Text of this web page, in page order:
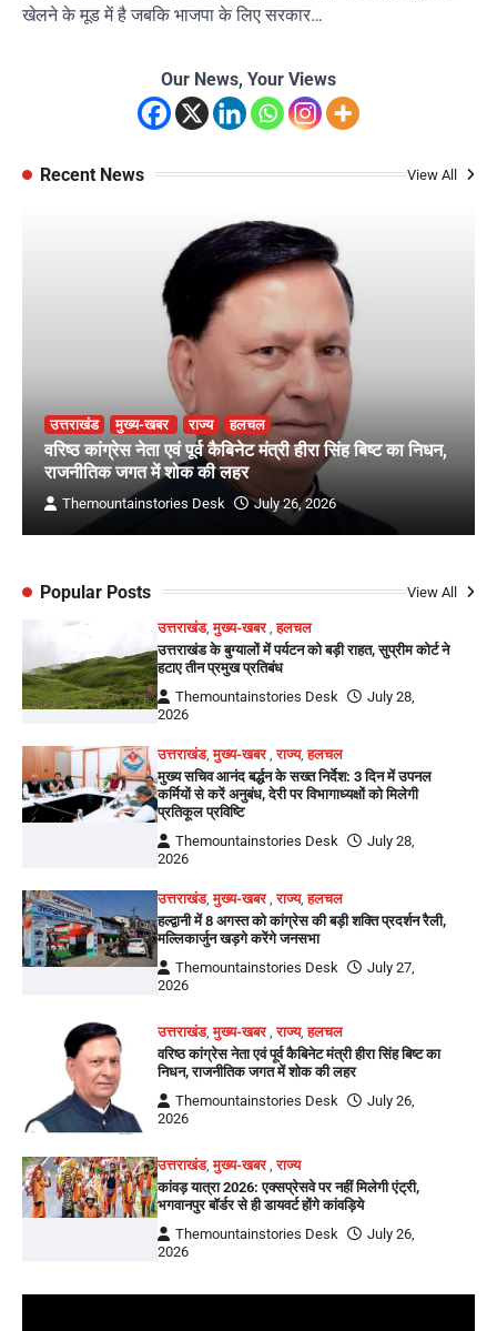
खेलने के मूड में है जबकि भाजपा के लिए सरकार…
Our News, Your Views
Recent News View All
उत्तराखंड मुख्य-खबर राज्य हलचल
वरिष्ठ कांग्रेस नेता एवं पूर्व कैबिनेट मंत्री हीरा सिंह बिष्ट का निधन,
राजनीतिक जगत में शोक की लहर
Themountainstories Desk July 26, 2026
Popular Posts View All
उत्तराखंड,मुख्य-खबर ,हलचल
उत्तराखंड के बुग्यालों में पर्यटन को बड़ी राहत, सुप्रीम कोर्ट ने
हटाए तीन प्रमुख प्रतिबंध
Themountainstories Desk
July 28,
2026
उत्तराखंड,मुख्य-खबर ,राज्य,हलचल
मुख्य सचिव आनंद बर्द्धन के सख्त निर्देश: 3 दिन में उपनल
कर्मियों से करें अनुबंध, देरी पर विभागाध्यक्षों को मिलेगी
प्रतिकूल प्रविष्टि
Themountainstories Desk
July 28,
2026
उत्तराखंड,मुख्य-खबर ,राज्य,हलचल
हल्द्वानी में 8 अगस्त को कांग्रेस की बड़ी शक्ति प्रदर्शन रैली,
मल्लिकार्जुन खड़गे करेंगे जनसभा
Themountainstories Desk
July 27,
2026
उत्तराखंड,मुख्य-खबर ,राज्य,हलचल
वरिष्ठ कांग्रेस नेता एवं पूर्व कैबिनेट मंत्री हीरा सिंह बिष्ट का
निधन, राजनीतिक जगत में शोक की लहर
Themountainstories Desk
July 26,
2026
उत्तराखंड,मुख्य-खबर ,राज्य
कांवड़ यात्रा 2026: एक्सप्रेसवे पर नहीं मिलेगी एंट्री,
भगवानपुर बॉर्डर से ही डायवर्ट होंगे कांवड़िये
Themountainstories Desk
July 26,
2026